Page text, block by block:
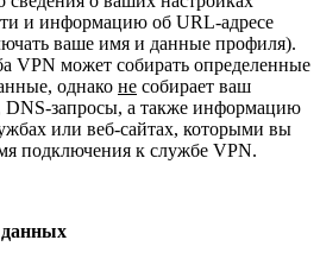
и информацию об URL-адресе
ваше имя и данные профиля).
VPN может собирать определенные
однако не собирает ваш
DNS-запросы, а также информацию
или веб-сайтах, которыми вы
подключения к службе VPN.